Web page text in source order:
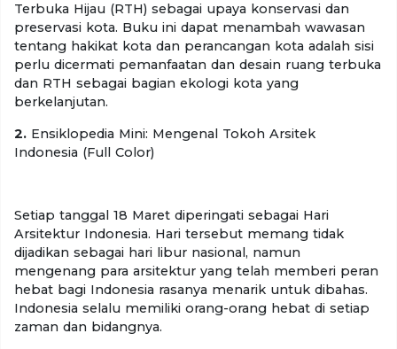
Terbuka Hijau (RTH) sebagai upaya konservasi dan
preservasi kota. Buku ini dapat menambah wawasan
tentang hakikat kota dan perancangan kota adalah sisi
perlu dicermati pemanfaatan dan desain ruang terbuka
dan RTH sebagai bagian ekologi kota yang
berkelanjutan.
2. Ensiklopedia Mini: Mengenal Tokoh Arsitek
Indonesia (Full Color)
Setiap tanggal 18 Maret diperingati sebagai Hari
Arsitektur Indonesia. Hari tersebut memang tidak
dijadikan sebagai hari libur nasional, namun
mengenang para arsitektur yang telah memberi peran
hebat bagi Indonesia rasanya menarik untuk dibahas.
Indonesia selalu memiliki orang-orang hebat di setiap
zaman dan bidangnya.